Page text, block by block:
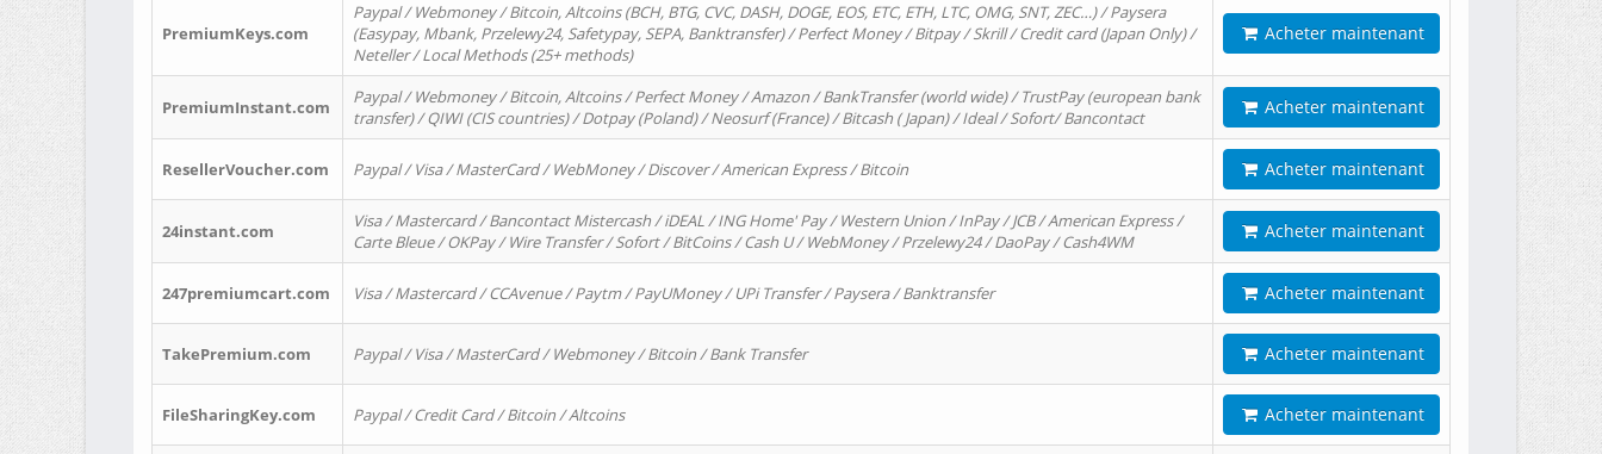
PremiumKeys.com
Paypal / Webmoney / Bitcoin, Altcoins (BCH, BTG, CVC, DASH, DOGE, EOS, ETC, ETH, LTC, OMG, SNT, ZEC…) / Paysera
(Easypay, Mbank, Przelewy24, Safetypay, SEPA, Banktransfer) / Perfect Money / Bitpay / Skrill / Credit card (Japan Only) /
Neteller / Local Methods (25+ methods)
Acheter maintenant
PremiumInstant.com
Paypal / Webmoney / Bitcoin, Altcoins / Perfect Money / Amazon / BankTransfer (world wide) / TrustPay (european bank
transfer) / QIWI (CIS countries) / Dotpay (Poland) / Neosurf (France) / Bitcash ( Japan) / Ideal / Sofort/ Bancontact
Acheter maintenant
ResellerVoucher.com Paypal / Visa / MasterCard / WebMoney / Discover / American Express / Bitcoin Acheter maintenant
24instant.com
Visa / Mastercard / Bancontact Mistercash / iDEAL / ING Home' Pay / Western Union / InPay / JCB / American Express /
Carte Bleue / OKPay / Wire Transfer / Sofort / BitCoins / Cash U / WebMoney / Przelewy24 / DaoPay / Cash4WM
Acheter maintenant
247premiumcart.com Visa / Mastercard / CCAvenue / Paytm / PayUMoney / UPi Transfer / Paysera / Banktransfer Acheter maintenant
TakePremium.com Paypal / Visa / MasterCard / Webmoney / Bitcoin / Bank Transfer Acheter maintenant
FileSharingKey.com Paypal / Credit Card / Bitcoin / Altcoins Acheter maintenant